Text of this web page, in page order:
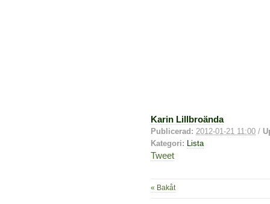
Karin Lillbroända
Publicerad: 2012-01-21 11:00 /
Kategori:
Lista
Tweet
« Bakåt